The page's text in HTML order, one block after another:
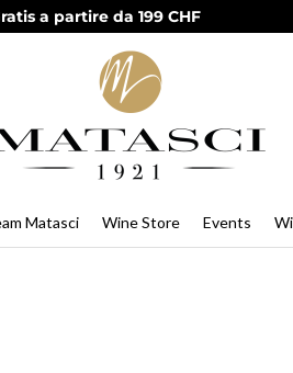
a partire da 199 CHF
Matasci Wine Store Events